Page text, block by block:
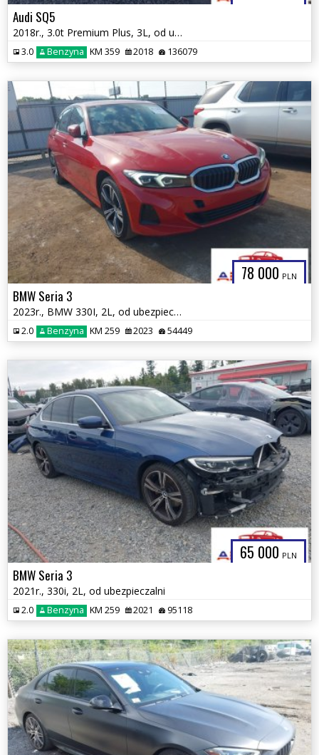
Audi SQ5
2018r., 3.0t Premium Plus, 3L, od ubezpieczalni
3.0 Benzyna KM 359 2018 136079
78 000 PLN
BMW Seria 3
2023r., BMW 330I, 2L, od ubezpieczalni
2.0 Benzyna KM 259 2023 54449
65 000 PLN
BMW Seria 3
2021r., 330i, 2L, od ubezpieczalni
2.0 Benzyna KM 259 2021 95118